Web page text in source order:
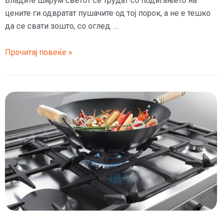
цените ги одвратат пушачите од тој порок, а не е тешко
да се свати зошто, со оглед …
Пушењето
најевтино
во
Македонија
Прочитај повеќе »